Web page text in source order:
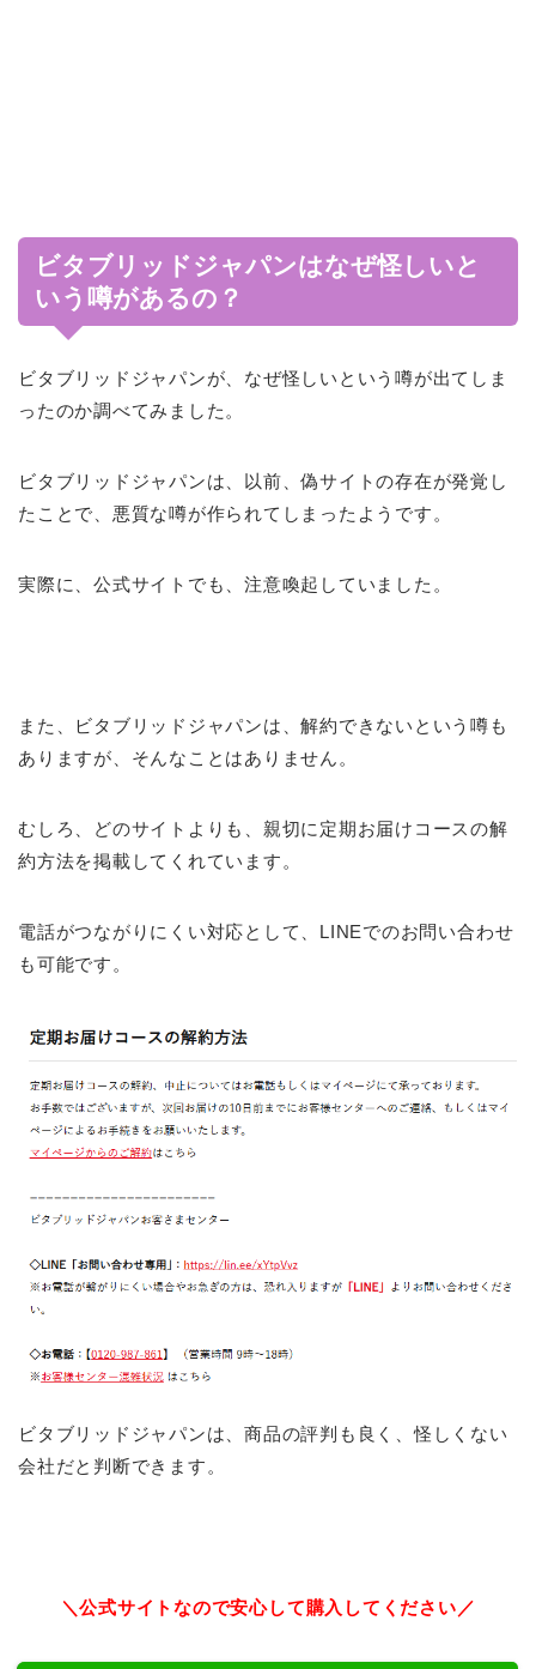
ビタブリッドジャパンはなぜ怪しいと
いう噂があるの？
ビタブリッドジャパンが、なぜ怪しいという噂が出てしま
ったのか調べてみました。
ビタブリッドジャパンは、以前、偽サイトの存在が発覚し
たことで、悪質な噂が作られてしまったようです。
実際に、公式サイトでも、注意喚起していました。
また、ビタブリッドジャパンは、解約できないという噂も
ありますが、そんなことはありません。
むしろ、どのサイトよりも、親切に定期お届けコースの解
約方法を掲載してくれています。
電話がつながりにくい対応として、LINEでのお問い合わせ
も可能です。
ビタブリッドジャパンは、商品の評判も良く、怪しくない
会社だと判断できます。
＼公式サイトなので安心して購入してください／